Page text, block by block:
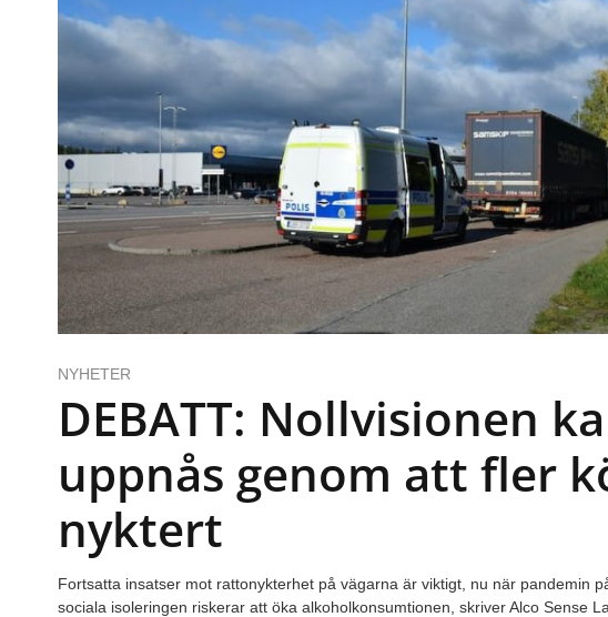
NYHETER
DEBATT: Nollvisionen
uppnås genom att fler
nyktert
Fortsatta insatser mot rattonykterhet på vägarna är viktigt, nu när pandemin
sociala isoleringen riskerar att öka alkoholkonsumtionen, skriver Alco Sense